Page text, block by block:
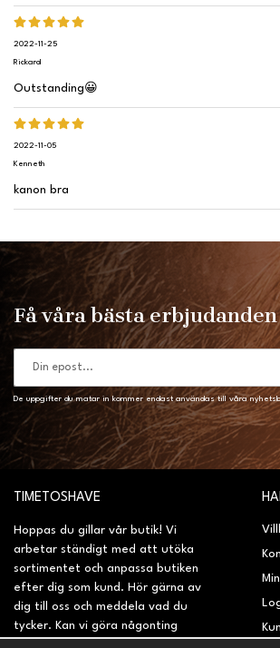
2022-11-25
Rickard
Outstanding😀
2022-11-05
Kenneth
kanon bra
Få våra bästa
De uppgifter du matar in kommer endast användas till våra
TIMETOSHAVE
Hoppas du gillar vår butik! Vi
arbetar ständigt med att utöka
sortimentet och anpassa butiken
efter dig som kund. Hör gärna av
dig till oss och meddela vad du
tycker. Kan vi göra någonting